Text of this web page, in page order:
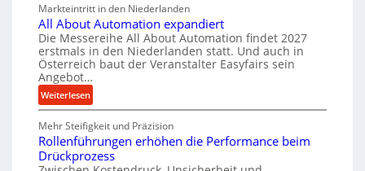
u
p
r
o
s
s
h
a
f
t
i
g
t
s
e
r
s
o
u
n
g
e
s
c
h
i
n
e
n
a
u
Markteintritt in den Niederlanden
All About Automation expandiert
Die Messereihe All About Automation findet 2027
erstmals in den Niederlanden statt. Und auch in
Österreich baut der Veranstalter Easyfairs sein
Angebot…
Weiterlesen:
A
l
l
A
Mehr Steifigkeit und Präzision
Rollenführungen erhöhen die Performance beim
Drückprozess